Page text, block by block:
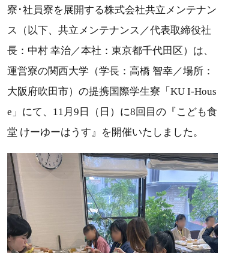
寮･社員寮を展開する株式会社共立メンテナン
ス（以下、共立メンテナンス／代表取締役社
長：中村 幸治／本社：東京都千代田区）は、
運営寮の関西大学（学長：高橋 智幸／場所：
大阪府吹田市）の提携国際学生寮「KU I-Hous
e」にて、11月9日（日）に8回目の『こども食
堂 けーゆーはうす』を開催いたしました。